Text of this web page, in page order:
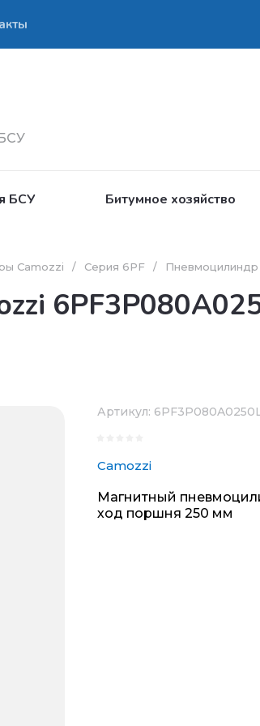
БСУ Битумное хозяйство
Camozzi / Серия 6PF / Пневмоцилиндр
Артикул:
Camozzi
Магнитный
ход поршня 250 мм